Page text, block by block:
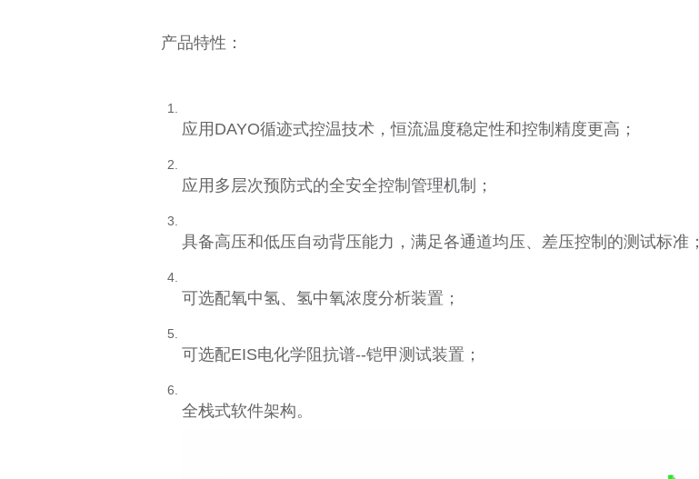
产品特性：
应用DAYO循迹式控温技术，恒流温度稳定性和控制精度更高；
应用多层次预防式的全安全控制管理机制；
具备高压和低压自动背压能力，满足各通道均压、差压控制的测试标准；
可选配氧中氢、氢中氧浓度分析装置；
可选配EIS电化学阻抗谱--铠甲测试装置；
全栈式软件架构。